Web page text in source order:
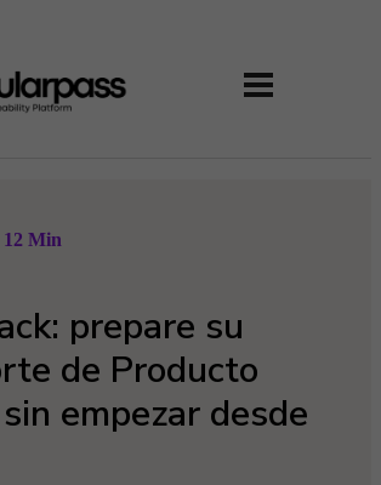
Min
prepare su
de Producto
empezar desde